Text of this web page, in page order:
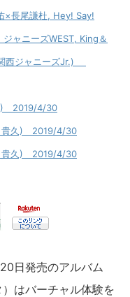
×長尾謙杜, Hey! Say!
ャニーズWEST, King＆
西ジャニーズJr.)
) 2019/4/30
貴久) 2019/4/30
貴久) 2019/4/30
日発売のアルバム
）はバーチャル体験を